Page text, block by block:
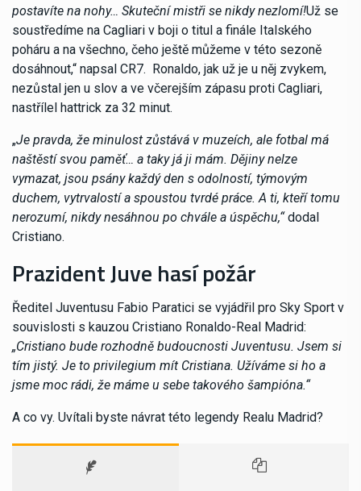
postavíte na nohy… Skuteční mistři se nikdy nezlomí!Už se
soustředíme na Cagliari v boji o titul a finále Italského
poháru a na všechno, čeho ještě můžeme v této sezoně
dosáhnout,“ napsal CR7. Ronaldo, jak už je u něj zvykem,
nezůstal jen u slov a ve včerejším zápasu proti Cagliari,
nastřílel hattrick za 32 minut.
„Je pravda, že minulost zůstává v muzeích, ale fotbal má
naštěstí svou paměť… a taky já ji mám. Dějiny nelze
vymazat, jsou psány každý den s odolností, týmovým
duchem, vytrvalostí a spoustou tvrdé práce. A ti, kteří tomu
nerozumí, nikdy nesáhnou po chvále a úspěchu,“dodal
Cristiano.
Prazident Juve hasí požár
Ředitel Juventusu Fabio Paratici se vyjádřil pro Sky Sport v
souvislosti s kauzou Cristiano Ronaldo-Real Madrid:
„Cristiano bude rozhodně budoucnosti Juventusu. Jsem si
tím jistý. Je to privilegium mít Cristiana. Užíváme si ho a
jsme moc rádi, že máme u sebe takového šampióna.“
A co vy. Uvítali byste návrat této legendy Realu Madrid?